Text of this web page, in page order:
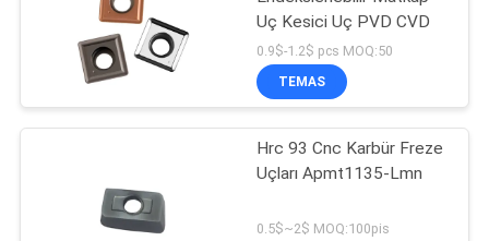
HARITASI
PRIVACY
POLICY
Uç Kesici Uç PVD CVD
0.9$-1.2$ pcs MOQ:50
TEMAS
Hrc 93 Cnc Karbür Freze
Uçları Apmt1135-Lmn
0.5$~2$ MOQ:100pis